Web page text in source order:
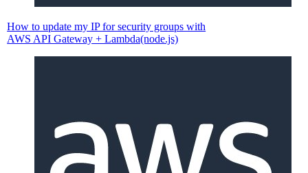
How to update my IP for security groups with
AWS API Gateway + Lambda(node.js)